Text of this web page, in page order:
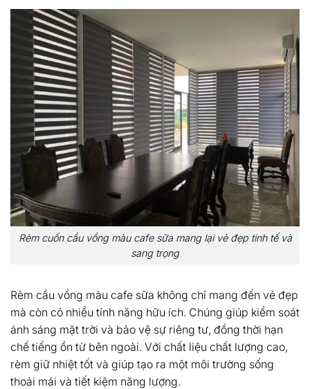
Rèm cuốn cầu vồng màu cafe sữa mang lại vẻ đẹp tinh tế và
sang trọng
Rèm cầu vồng màu cafe sữa không chỉ mang đến vẻ đẹp
mà còn có nhiều tính năng hữu ích. Chúng giúp kiểm soát
ánh sáng mặt trời và bảo vệ sự riêng tư, đồng thời hạn
chế tiếng ồn từ bên ngoài. Với chất liệu chất lượng cao,
rèm giữ nhiệt tốt và giúp tạo ra một môi trường sống
thoải mái và tiết kiệm năng lượng.